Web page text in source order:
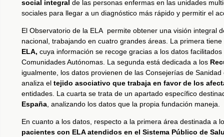
social integral de las personas enfermas en las unidades
sociales para llegar a un diagnóstico más rápido y permitir el
El Observatorio de la ELA permite obtener una visión integral
nacional, trabajando en cuatro grandes áreas. La primera
ELA, cuya información se recoge gracias a los datos
Comunidades Autónomas. La segunda está dedicada a los
igualmente, los datos provienen de las Consejerías de
analiza el tejido asociativo que trabaja en favor de los
entidades. La cuarta se trata de un apartado específico
España, analizando los datos que la propia fundación maneja.
En cuanto a los datos, respecto a la primera área destinada a
pacientes con ELA atendidos en el Sistema Público de